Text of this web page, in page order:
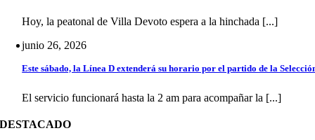
Hoy, la peatonal de Villa Devoto espera a la hinchada [...]
junio 26, 2026
Este sábado, la Línea D extenderá su horario por el partido de la
El servicio funcionará hasta la 2 am para acompañar la [...]
DESTACADO